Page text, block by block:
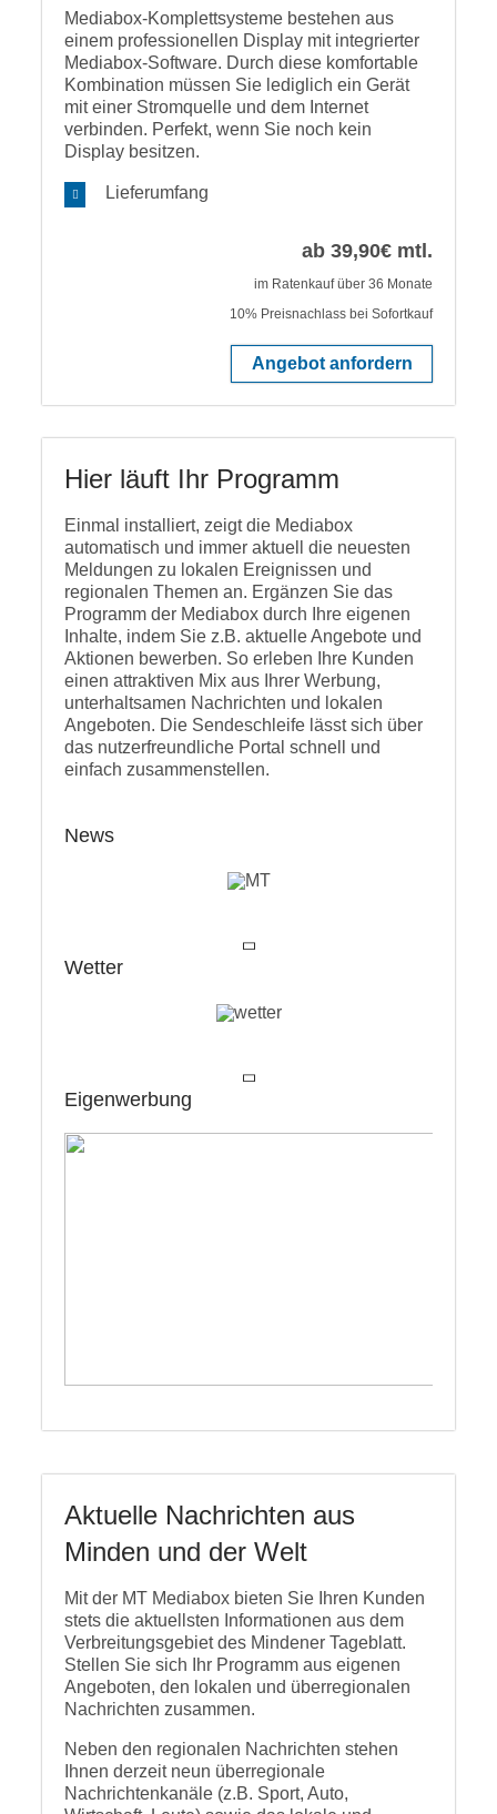
Mediabox-Komplettsysteme bestehen aus
einem professionellen Display mit integrierter
Mediabox-Software. Durch diese komfortable
Kombination müssen Sie lediglich ein Gerät
mit einer Stromquelle und dem Internet
verbinden. Perfekt, wenn Sie noch kein
Display besitzen.
Lieferumfang
ab 39,90€ mtl.
im Ratenkauf über 36 Monate
10% Preisnachlass bei Sofortkauf
Angebot anfordern
Hier läuft Ihr Programm
Einmal installiert, zeigt die Mediabox
automatisch und immer aktuell die neuesten
Meldungen zu lokalen Ereignissen und
regionalen Themen an. Ergänzen Sie das
Programm der Mediabox durch Ihre eigenen
Inhalte, indem Sie z.B. aktuelle Angebote und
Aktionen bewerben. So erleben Ihre Kunden
einen attraktiven Mix aus Ihrer Werbung,
unterhaltsamen Nachrichten und lokalen
Angeboten. Die Sendeschleife lässt sich über
das nutzerfreundliche Portal schnell und
einfach zusammenstellen.
News
Wetter
Eigenwerbung
Aktuelle Nachrichten aus
Minden und der Welt
Mit der MT Mediabox bieten Sie Ihren Kunden
stets die aktuellsten Informationen aus dem
Verbreitungsgebiet des Mindener Tageblatt.
Stellen Sie sich Ihr Programm aus eigenen
Angeboten, den lokalen und überregionalen
Nachrichten zusammen.
Neben den regionalen Nachrichten stehen
Ihnen derzeit neun überregionale
Nachrichtenkanäle (z.B. Sport, Auto,